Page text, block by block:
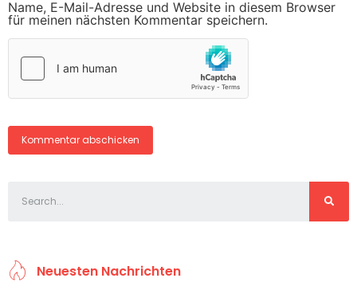
Name, E-Mail-Adresse und Website in diesem Browser
für meinen nächsten Kommentar speichern.
Neuesten Nachrichten